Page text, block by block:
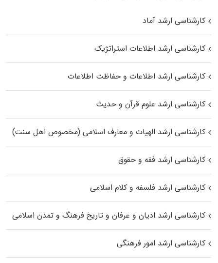
کارشناسی ارشد آماد
کارشناسی ارشد اطلاعات استراتژیک
کارشناسی ارشد اطلاعات و حفاظت اطلاعات
کارشناسی ارشد علوم قرآن و حدیث
کارشناسی ارشد الهیات و معارف اسلامی (مخصوص اهل سنت)
کارشناسی ارشد فقه و حقوق
کارشناسی ارشد فلسفه و کلام اسلامی
کارشناسی ارشد ادیان و عرفان و تاریخ فرهنگ و تمدن اسلامی
کارشناسی ارشد امور فرهنگی